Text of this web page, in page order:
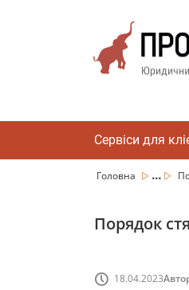
Сервіси для
Головна ...
Порядок
18.04.2023